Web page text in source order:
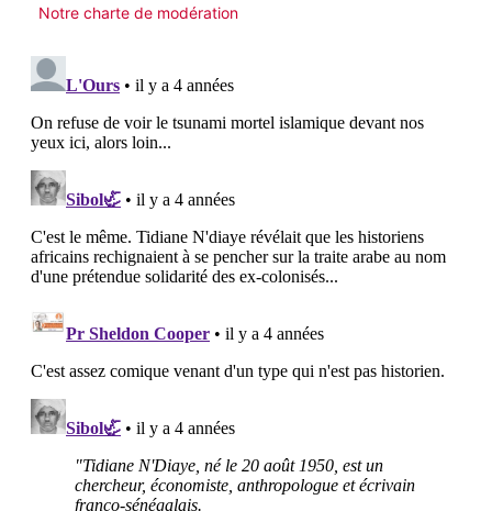
Notre charte de modération